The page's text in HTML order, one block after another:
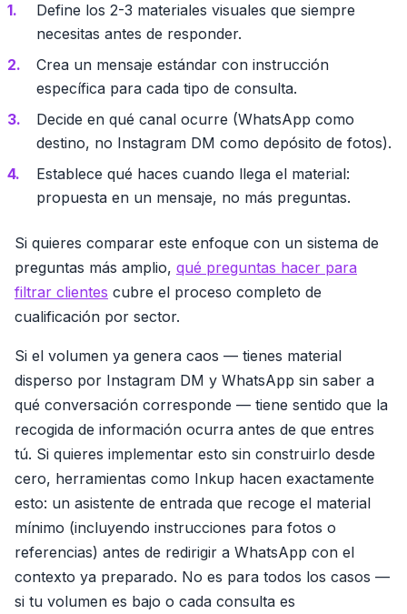
Define los 2-3 materiales visuales que siempre
necesitas antes de responder.
Crea un mensaje estándar con instrucción
específica para cada tipo de consulta.
Decide en qué canal ocurre (WhatsApp como
destino, no Instagram DM como depósito de fotos).
Establece qué haces cuando llega el material:
propuesta en un mensaje, no más preguntas.
Si quieres comparar este enfoque con un sistema de
preguntas más amplio, qué preguntas hacer para
filtrar clientes cubre el proceso completo de
cualificación por sector.
Si el volumen ya genera caos — tienes material
disperso por Instagram DM y WhatsApp sin saber a
qué conversación corresponde — tiene sentido que la
recogida de información ocurra antes de que entres
tú. Si quieres implementar esto sin construirlo desde
cero, herramientas como Inkup hacen exactamente
esto: un asistente de entrada que recoge el material
mínimo (incluyendo instrucciones para fotos o
referencias) antes de redirigir a WhatsApp con el
contexto ya preparado. No es para todos los casos —
si tu volumen es bajo o cada consulta es